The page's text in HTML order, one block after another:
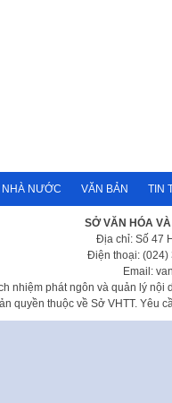
NƯỚC VĂN BẢN TIN
SỞ VĂN HÓA
Địa chỉ: Số 47
Điện thoại: (024)
Email:
nhiệm phát ngôn và quản lý nội
quyền thuộc về Sở VHTT. Yêu